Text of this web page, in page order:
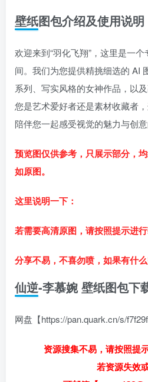
壁纸图包介绍及使用说明
欢迎来到“羽化飞翔”，这里是一
间。我们为您提供精挑细选的 AI
系列、写实风格的女神作品，以
您是艺术爱好者还是素材收藏者
陪伴您一起感受视觉的魅力与创意
预览图仅供参考，只展示部分，
如原图。
这里说明一下：
若需要高清原图，请按照提示进行
分享不易，不喜勿喷，如果有什
仙逆-李慕婉 壁纸图包下
网盘【https://pan.quark.cn/s/
资源搜集不易，请按照提
若资源失效